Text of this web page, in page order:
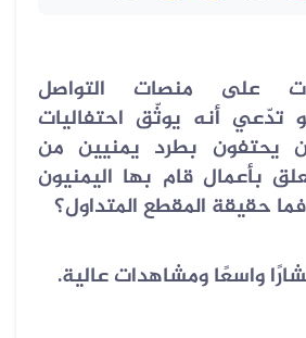
على منصات التواصل
تدّعي أنه يوثّق احتفاليات
يحتفون بطرد يمنيين من
بأعمال قام بها اليمنيون
حقيقة المقطع المتداول؟
واسعًا ومشاهدات عالية.